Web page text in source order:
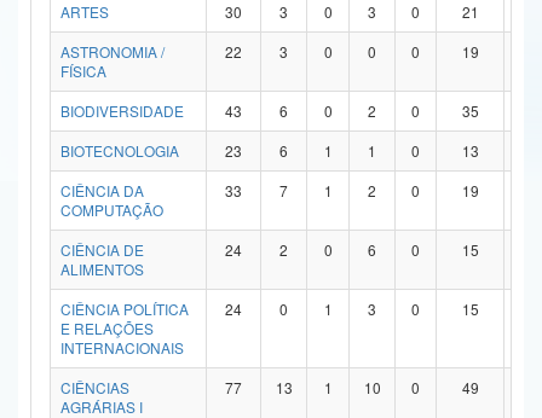
Secretaria de Governo
Advocacia-Geral da União
Banco Central do Brasil
ARTES 30 3 0 3 0 21
ASTRONOMIA /
FÍSICA
22 3 0 0 0 19
BIODIVERSIDADE 43 6 0 2 0 35
BIOTECNOLOGIA
23 6 1 1 0 13
CIÊNCIA DA
COMPUTAÇÃO
33 7 1 2 0 19
CIÊNCIA DE
ALIMENTOS
24 2 0 6 0 15
CIÊNCIA POLÍTICA
E RELAÇÕES
INTERNACIONAIS
24 0 1 3 0 15
CIÊNCIAS
AGRÁRIAS I
77 13 1 10 0 49